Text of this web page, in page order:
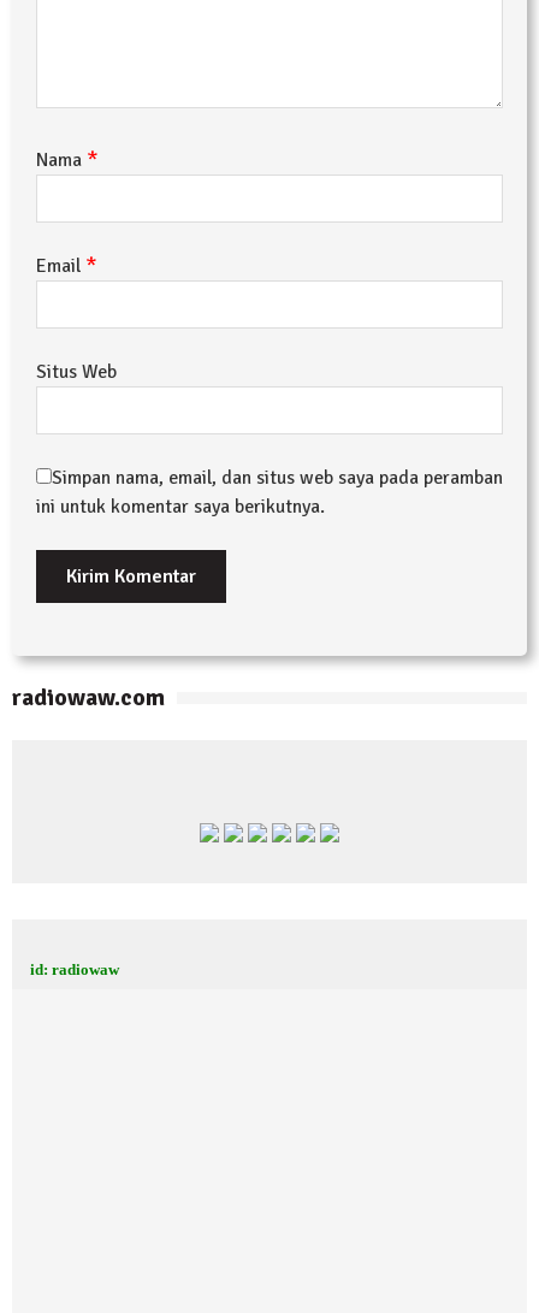
Nama *
Email *
Situs Web
Simpan nama, email, dan situs web saya pada peramban
ini untuk komentar saya berikutnya.
radiowaw.com
id: radiowaw